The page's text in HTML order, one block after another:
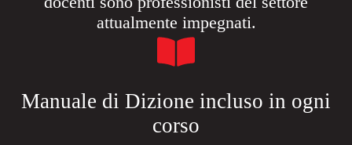
attualmente impegnati.
Manuale di Dizione incluso in ogni
corso